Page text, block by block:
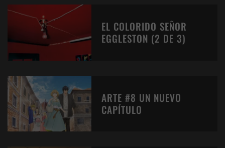
EL COLORIDO SEÑOR
EGGLESTON (2 DE 3)
ARTE #8 UN NUEVO
CAPÍTULO